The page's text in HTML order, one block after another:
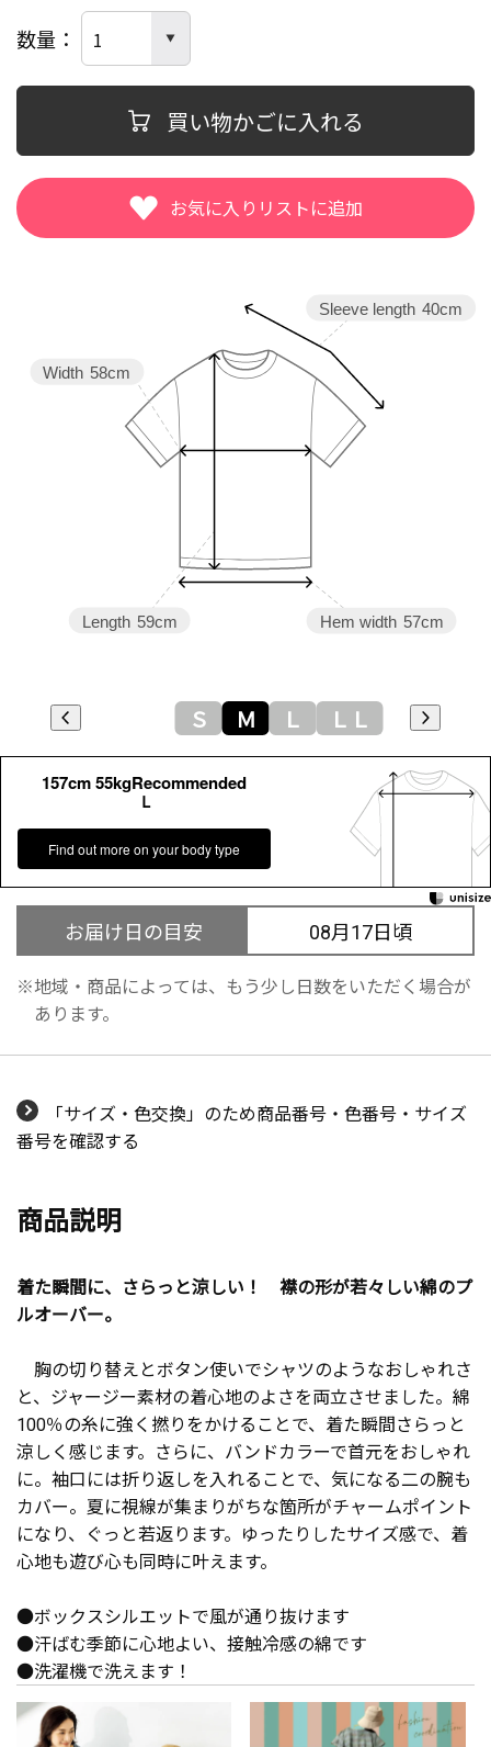
数量
買い物かごに入れる
Hem width 57cm
Sleeve length 40cm
Length 59cm
Width 58cm
Ｓ Ｍ Ｌ ＬＬ
157cm 55kgRecommended
Ｌ
Find out more on your body type
お届け日の目安 08月17日頃
地域・商品によっては、もう少し日数をいただく場合が
あります。
「サイズ・色交換」のため商品番号・色番号・サイズ
番号を確認する
商品説明
着た瞬間に、さらっと涼しい！ 襟の形が若々しい綿のプ
ルオーバー。
胸の切り替えとボタン使いでシャツのようなおしゃれさ
と、ジャージー素材の着心地のよさを両立させました。綿
100％の糸に強く撚りをかけることで、着た瞬間さらっと
涼しく感じます。さらに、バンドカラーで首元をおしゃれ
に。袖口には折り返しを入れることで、気になる二の腕も
カバー。夏に視線が集まりがちな箇所がチャームポイント
になり、ぐっと若返ります。ゆったりしたサイズ感で、着
心地も遊び心も同時に叶えます。
●ボックスシルエットで風が通り抜けます
●汗ばむ季節に心地よい、接触冷感の綿です
●洗濯機で洗えます！